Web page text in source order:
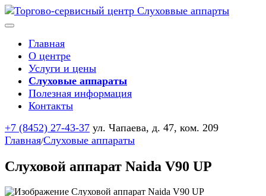
Главная
О центре
Услуги и цены
Слуховые аппараты
Полезная информация
Контакты
+7 (8452) 27-43-37 ул. Чапаева, д. 47, ком. 209
Главная/Слуховые аппараты
Слуховой аппарат Naida V90 UP